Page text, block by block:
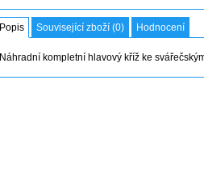
Popis Související zboží (0) Hodnocení
Náhradní kompletní hlavový kříž ke